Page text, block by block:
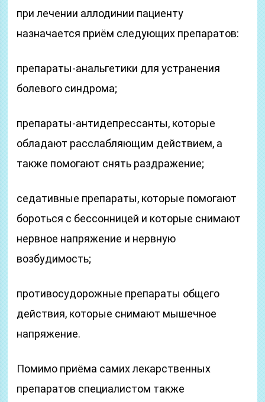
при лечении аллодинии пациенту
назначается приём следующих препаратов:
препараты-анальгетики для устранения
болевого синдрома;
препараты-антидепрессанты, которые
обладают расслабляющим действием, а
также помогают снять раздражение;
седативные препараты, которые помогают
бороться с бессонницей и которые снимают
нервное напряжение и нервную
возбудимость;
противосудорожные препараты общего
действия, которые снимают мышечное
напряжение.
Помимо приёма самих лекарственных
препаратов специалистом также